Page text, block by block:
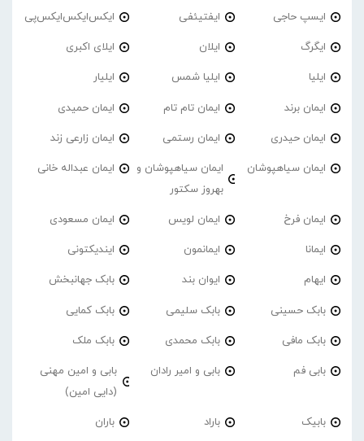
ایسپ حاجی ایفتیئفی ایکس‌ایکس‌ایکس‌پی
ایگرگ ایلان ایلای اکبری
ایلیا ایلیا شمس ایلیار
ایمان برند ایمان تام تام ایمان حمیدی
ایمان حیدری ایمان رستمی ایمان زارعی زند
ایمان سیاهپوشان
ایمان سیاهپوشان و
بهروز سکتور
ایمان عبداله خانی
ایمان فرخ ایمان لویس ایمان مسعودی
ایمانا ایمانمون ایندیکتونی
ایهام ایوان بند بابک جهانبخش
بابک حسینی بابک سلیمی بابک کمایی
بابک مافی بابک محمدی بابک ملک
بابی فم بابی و امیر رادان
بابی و امین مهنی
(دایی امین)
بابیک باراد باران